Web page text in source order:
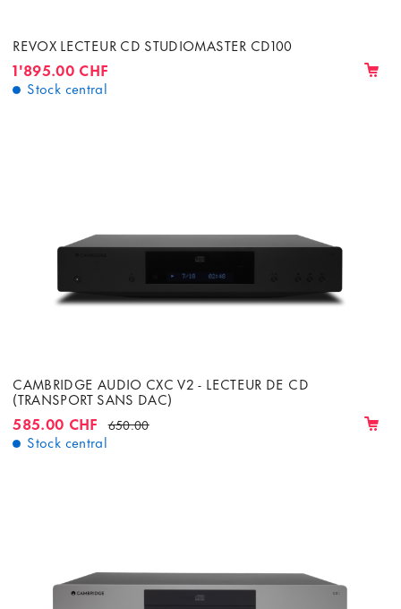
REVOX LECTEUR CD STUDIOMASTER CD100
1'895.00 CHF
Stock central
CAMBRIDGE AUDIO CXC V2 - LECTEUR DE CD
(TRANSPORT SANS DAC)
585.00 CHF 650.00
Stock central